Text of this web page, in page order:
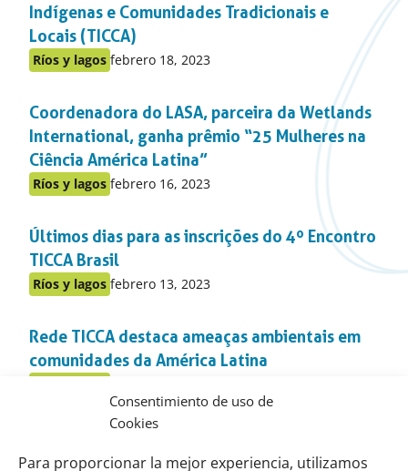
Consentimiento de uso de
Cookies
Para proporcionar la mejor experiencia, utilizamos
Indígenas e Comunidades Tradicionais e
Locais (TICCA)
Publicado
el
apartado
Ríos y lagos Publicado
febrero 18, 2023
Coordenadora do LASA, parceira da Wetlands
International, ganha prêmio “25 Mulheres na
Ciência América Latina”
Publicado
el
apartado
Ríos y lagos Publicado
febrero 16, 2023
Últimos dias para as inscrições do 4º Encontro
TICCA Brasil
Publicado
el
apartado
Ríos y lagos Publicado
febrero 13, 2023
Rede TICCA destaca ameaças ambientais em
comunidades da América Latina
apartado
en:
indígena Kadiwéu é destaque no Funbio